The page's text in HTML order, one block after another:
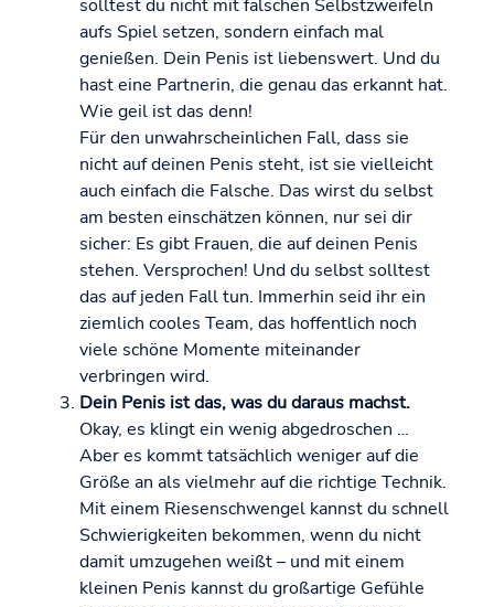
solltest du nicht mit falschen Selbstzweifeln
aufs Spiel setzen, sondern einfach mal
genießen. Dein Penis ist liebenswert. Und du
hast eine Partnerin, die genau das erkannt hat.
Wie geil ist das denn!
Für den unwahrscheinlichen Fall, dass sie
nicht auf deinen Penis steht, ist sie vielleicht
auch einfach die Falsche. Das wirst du selbst
am besten einschätzen können, nur sei dir
sicher: Es gibt Frauen, die auf deinen Penis
stehen. Versprochen! Und du selbst solltest
das auf jeden Fall tun. Immerhin seid ihr ein
ziemlich cooles Team, das hoffentlich noch
viele schöne Momente miteinander
verbringen wird.
Dein Penis ist das, was du daraus machst.
Okay, es klingt ein wenig abgedroschen …
Aber es kommt tatsächlich weniger auf die
Größe an als vielmehr auf die richtige Technik.
Mit einem Riesenschwengel kannst du schnell
Schwierigkeiten bekommen, wenn du nicht
damit umzugehen weißt – und mit einem
kleinen Penis kannst du großartige Gefühle